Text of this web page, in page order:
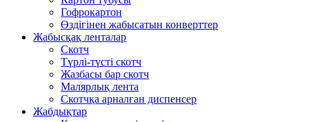
Гофрокартон
Өздігінен жабысатын конверттер
Жабысқақ ленталар
Скотч
Түрлі-түсті скотч
Жазбасы бар скотч
Малярлық лента
Скотчқа арналған диспенсер
Жабдықтар